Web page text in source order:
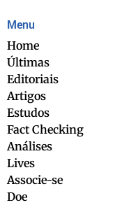
Menu
Home
Últimas
Editoriais
Artigos
Estudos
Fact Checking
Análises
Lives
Associe-se
Doe